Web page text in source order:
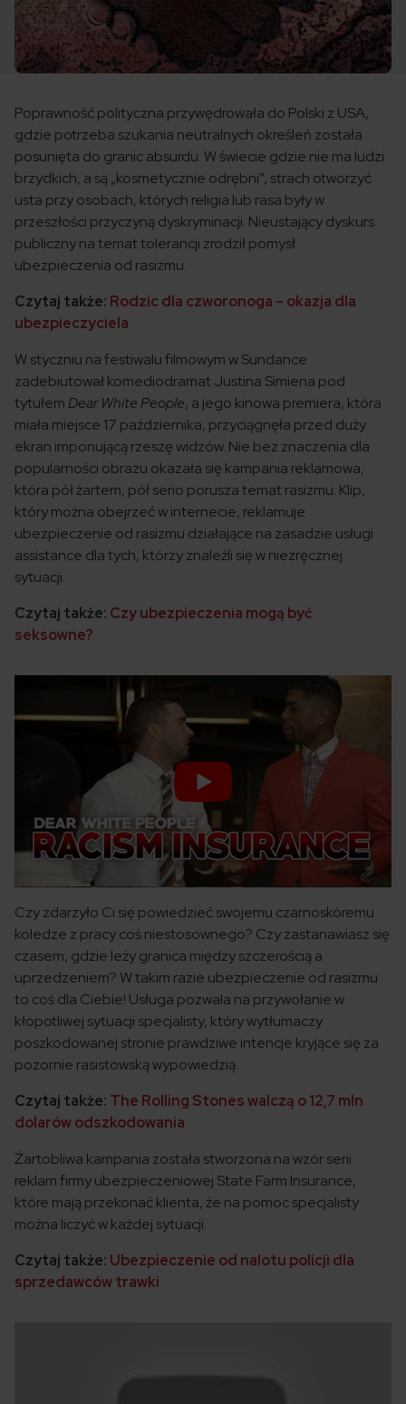
Poprawność polityczna przywędrowała do Polski z USA,
gdzie potrzeba szukania neutralnych określeń została
posunięta do granic absurdu. W świecie gdzie nie ma ludzi
brzydkich, a są „kosmetycznie odrębni”, strach otworzyć
usta przy osobach, których religia lub rasa były w
przeszłości przyczyną dyskryminacji. Nieustający dyskurs
publiczny na temat tolerancji zrodził pomysł
ubezpieczenia od rasizmu.
Czytaj także: Rodzic dla czworonoga – okazja dla
ubezpieczyciela
W styczniu na festiwalu filmowym w Sundance
zadebiutował komediodramat Justina Simiena pod
tytułemDear White People, a jego kinowa premiera, która
miała miejsce 17 października, przyciągnęła przed duży
ekran imponującą rzeszę widzów. Nie bez znaczenia dla
popularności obrazu okazała się kampania reklamowa,
która pół żartem, pół serio porusza temat rasizmu. Klip,
który można obejrzeć w internecie, reklamuje
ubezpieczenie od rasizmu działające na zasadzie usługi
assistance dla tych, którzy znaleźli się w niezręcznej
sytuacji.
Czytaj także: Czy ubezpieczenia mogą być
seksowne?
Czy zdarzyło Ci się powiedzieć swojemu czarnoskóremu
koledze z pracy coś niestosownego? Czy zastanawiasz się
czasem, gdzie leży granica między szczerością a
uprzedzeniem? W takim razie ubezpieczenie od rasizmu
to coś dla Ciebie! Usługa pozwala na przywołanie w
kłopotliwej sytuacji specjalisty, który wytłumaczy
poszkodowanej stronie prawdziwe intencje kryjące się za
pozornie rasistowską wypowiedzią.
Czytaj także: The Rolling Stones walczą o 12,7 mln
dolarów odszkodowania
Żartobliwa kampania została stworzona na wzór serii
reklam firmy ubezpieczeniowej State Farm Insurance,
które mają przekonać klienta, że na pomoc specjalisty
można liczyć w każdej sytuacji.
Czytaj także: Ubezpieczenie od nalotu policji dla
sprzedawców trawki